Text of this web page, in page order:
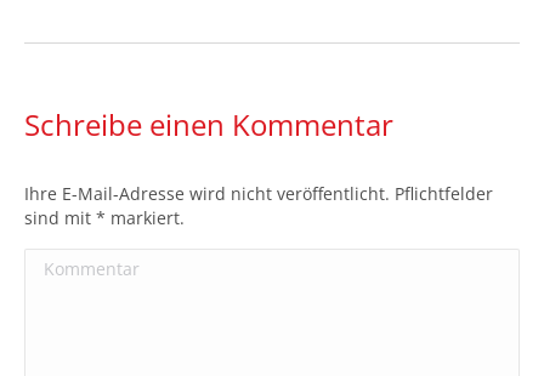
Schreibe einen Kommentar
Ihre E-Mail-Adresse wird nicht veröffentlicht. Pflichtfelder
sind mit * markiert.
Kommentar